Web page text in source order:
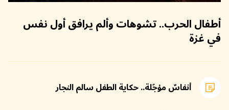
أطفال الحرب.. تشوهات وألم يرافق أول نفس
في غزة
أنفاسٌ مؤجّلة.. حكاية الطفل سالم النجار